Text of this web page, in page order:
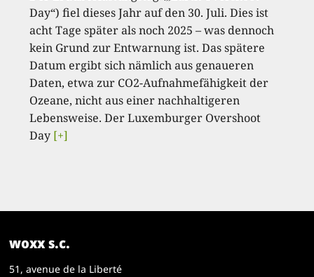
Day“) fiel dieses Jahr auf den 30. Juli. Dies ist
acht Tage später als noch 2025 – was dennoch
kein Grund zur Entwarnung ist. Das spätere
Datum ergibt sich nämlich aus genaueren
Daten, etwa zur CO2-Aufnahmefähigkeit der
Ozeane, nicht aus einer nachhaltigeren
Lebensweise. Der Luxemburger Overshoot
Day [+]
woxx s.c.
51, avenue de la Liberté